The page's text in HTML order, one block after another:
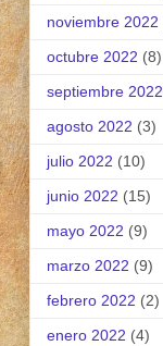
noviembre 2022
octubre 2022 (8)
septiembre 2022
agosto 2022 (3)
julio 2022 (10)
junio 2022 (15)
mayo 2022 (9)
marzo 2022 (9)
febrero 2022 (2)
enero 2022 (4)